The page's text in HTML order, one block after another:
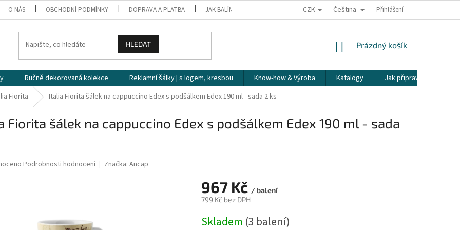
O NÁS OBCHODNÍ PODMÍNKY DOPRAVA A PLATBA JAK BALÍME NAŠE ZÁSILKY PŘEPRAVA KŘEHKÉHO ZBOŽÍ KORESPONDENČNÍ
CZK Čeština Přihlášení
HLEDAT
NÁKUPNÍ
Prázdný košík
Ručně dekorovaná kolekce Reklamní šálky | s logem, kresbou Know-how & Výroba Katalogy
Jak připravit espresso
Fiorita Italia Fiorita šálek na cappuccino Edex s podšálkem Edex 190 ml - sada 2 ks
Fiorita šálek na cappuccino Edex s podšálkem Edex 190 ml - sada
Podrobnosti hodnocení Značka: Ancap
967 Kč / balení
799 Kč bez DPH
cena:
Skladem (3 balení)